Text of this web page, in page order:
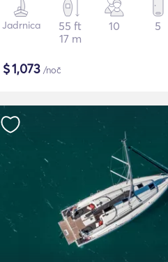
Jadrnica
55 ft
17 m
10 5
$1,073 /noč